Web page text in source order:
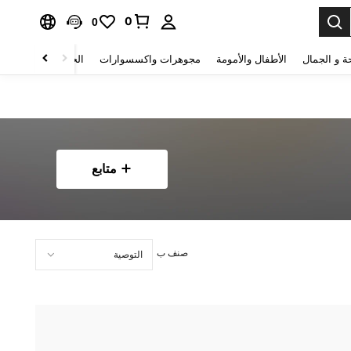
0
0
و الجمال الأطفال والأمومة مجوهرات واكسسوارات الحقائب والأمتعة
متابع
صنف ب